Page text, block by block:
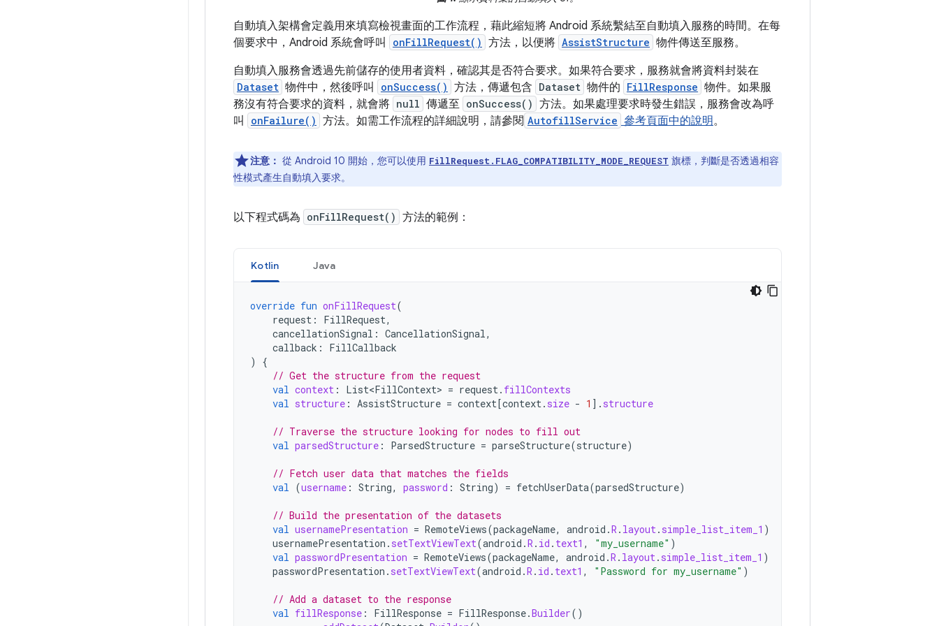
自動填入架構會定義用來填寫檢視畫面的工作流程，藉此縮短將 Android 系統繫結至自動填入服務的時間。在每
個要求中，Android 系統會呼叫
onFillRequest() 方法，以便將 AssistStructure 物件傳送至服務。
自動填入服務會透過先前儲存的使用者資料，確認其是否符合要求。如果符合要求，服務就會將資料封裝在
Dataset 物件中，然後呼叫 onSuccess() 方法，傳遞包含 Dataset 物件的 FillResponse 物件。如果服
務沒有符合要求的資料，就會將 null 傳遞至 onSuccess() 方法。如果處理要求時發生錯誤，服務會改為呼
叫
onFailure() 方法。如需工作流程的詳細說明，請參閱 AutofillService 參考頁面中的說明。
注意： 從 Android 10 開始，您可以使用 FillRequest.FLAG_COMPATIBILITY_MODE_REQUEST 旗標，判斷是否透過相容
性模式產生自動填入要求。
以下程式碼為 onFillRequest() 方法的範例：
Kotlin Java
override fun onFillRequest(
request : FillRequest,
cancellationSignal : CancellationSignal,
callback :
FillCallback
)
{
// Get the structure from the request
val context : List<FillContext> = request. fillContexts
val structure : AssistStructure = context[context. size - 1 ] . structure
// Traverse the structure looking for nodes to fill out
val parsedStructure : ParsedStructure = parseStructure(structure)
// Fetch user data that matches the fields
val (username : String, password : String) = fetchUserData(parsedStructure)
// Build the presentation of the datasets
val usernamePresentation = RemoteViews(packageName, android .R . layout. simple_list_item_1 )
usernamePresentation . setTextViewText(android .R . id . text1 , "my_username" )
val passwordPresentation = RemoteViews(packageName, android .R . layout. simple_list_item_1 )
passwordPresentation . setTextViewText(android .R . id . text1 , "Password for my_username" )
// Add a dataset to the response
val fillResponse : FillResponse = FillResponse.Builder()